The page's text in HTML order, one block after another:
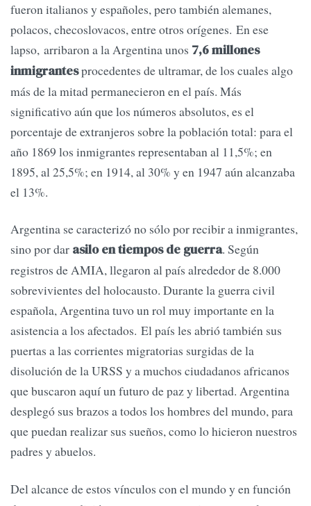
fueron italianos y españoles, pero también alemanes,
polacos, checoslovacos, entre otros orígenes. En ese
lapso, arribaron a la Argentina unos 7,6 millones
inmigrantesprocedentes de ultramar, de los cuales algo
más de la mitad permanecieron en el país. Más
significativo aún que los números absolutos, es el
porcentaje de extranjeros sobre la población total: para el
año 1869 los inmigrantes representaban al 11,5%; en
1895, al 25,5%; en 1914, al 30% y en 1947 aún alcanzaba
el 13%.
Argentina se caracterizó no sólo por recibir a inmigrantes,
sino por dar asilo en tiempos de guerra. Según
registros de AMIA, llegaron al país alrededor de 8.000
sobrevivientes del holocausto. Durante la guerra civil
española, Argentina tuvo un rol muy importante en la
asistencia a los afectados. El país les abrió también sus
puertas a las corrientes migratorias surgidas de la
disolución de la URSS y a muchos ciudadanos africanos
que buscaron aquí un futuro de paz y libertad. Argentina
desplegó sus brazos a todos los hombres del mundo, para
que puedan realizar sus sueños, como lo hicieron nuestros
padres y abuelos.
Del alcance de estos vínculos con el mundo y en función